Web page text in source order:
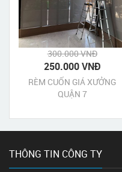
300.000 VNĐ
250.000 VNĐ
RÈM CUỐN GIÁ XƯỞNG
QUẬN 7
THÔNG TIN CÔNG TY